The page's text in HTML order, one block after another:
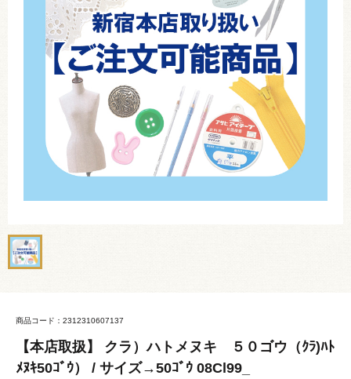
商品コード：2312310607137
【本店取扱】 クラ）ハトメヌキ ５０ゴウ（ｸﾗ)ﾊﾄ
ﾒﾇｷ50ｺﾞｳ） / サイズ→50ｺﾞｳ 08Cl99_